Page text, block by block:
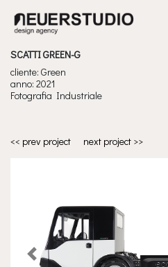
MAIN NAVIGATION
SCATTI GREEN-G
cliente: Green
anno: 2021
Fotografia Industriale
<< prev project next project >>
Previous